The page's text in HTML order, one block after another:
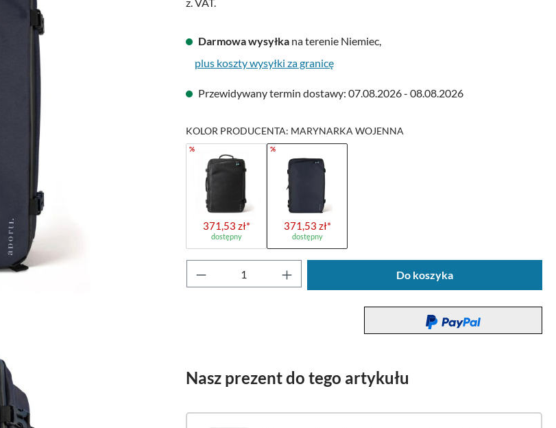
Darmowa wysyłka na terenie Niemiec,
plus koszty wysyłki za granicę
Przewidywany termin dostawy: 07.08.2026 - 08.08.2026
KOLOR PRODUCENTA: MARYNARKA WOJENNA
%
371,53 zł*
dostępny
%
371,53 zł*
dostępny
Ilość produktu: Wprowadź żądaną ilość lub użyj
Do koszyka
Nasz prezent do tego artykułu